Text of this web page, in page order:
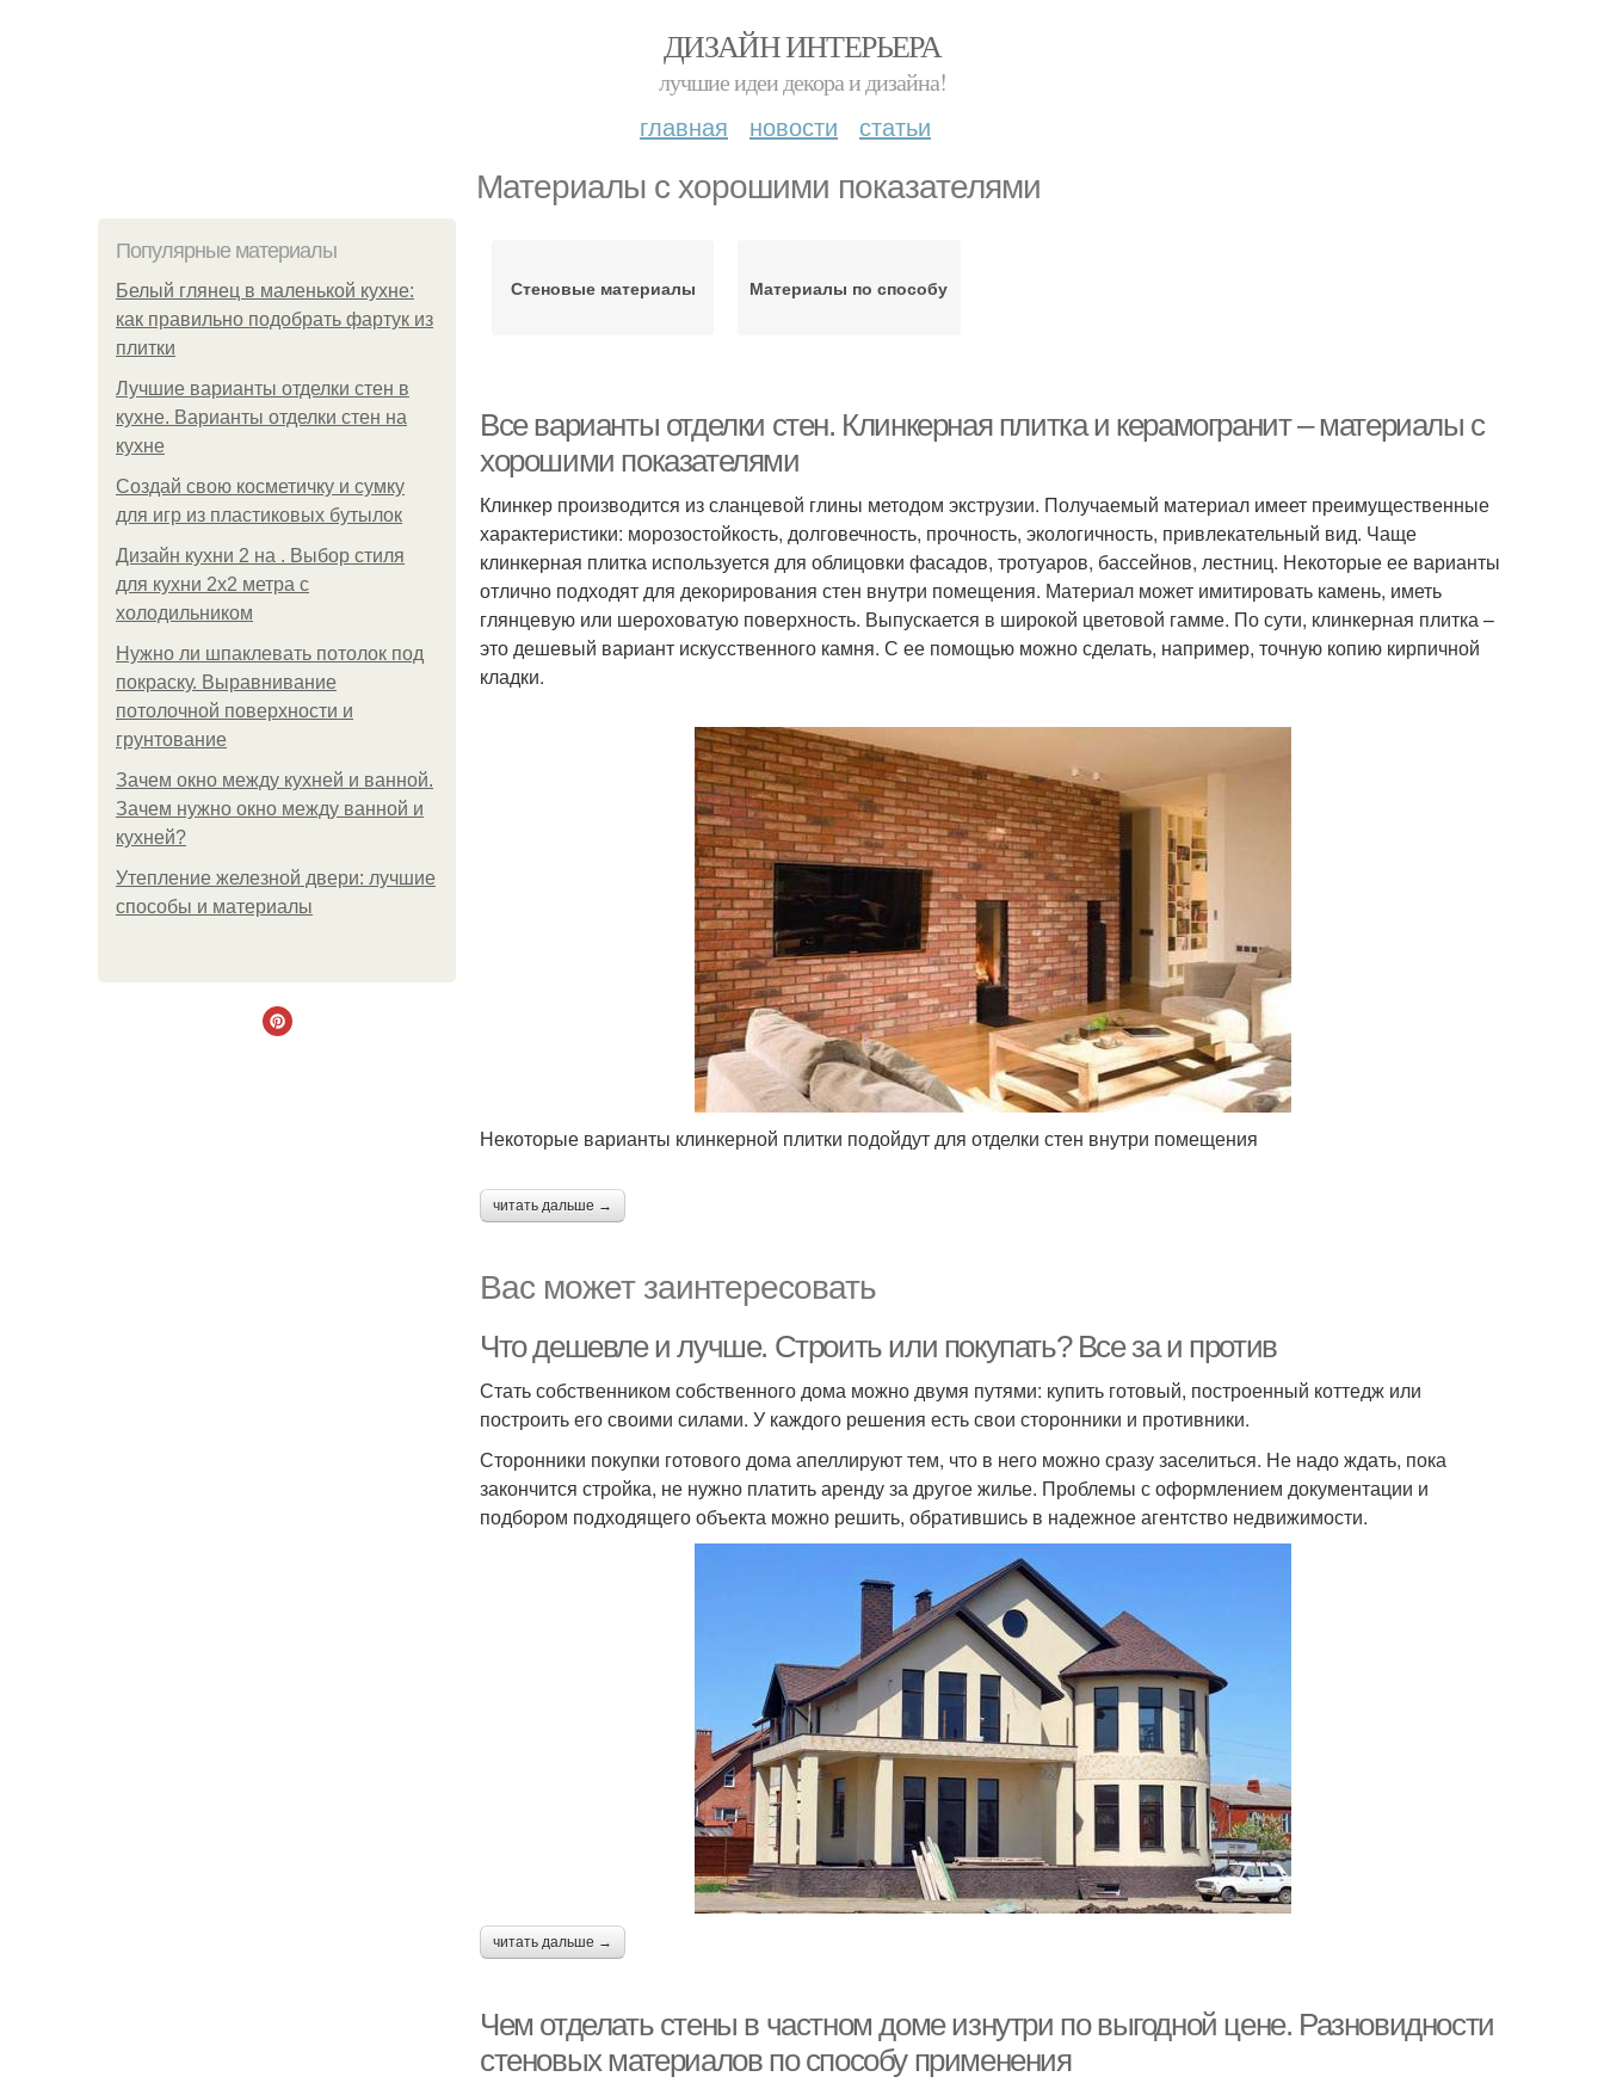
ДИЗАЙН ИНТЕРЬЕРА
лучшие идеи декора и дизайна!
главная новости статьи
Материалы с хорошими показателями
Популярные материалы
Белый глянец в маленькой кухне:
как правильно подобрать фартук из
плитки
Лучшие варианты отделки стен в
кухне. Варианты отделки стен на
кухне
Создай свою косметичку и сумку
для игр из пластиковых бутылок
Дизайн кухни 2 на . Выбор стиля
для кухни 2х2 метра с
холодильником
Нужно ли шпаклевать потолок под
покраску. Выравнивание
потолочной поверхности и
грунтование
Зачем окно между кухней и ванной.
Зачем нужно окно между ванной и
кухней?
Утепление железной двери: лучшие
способы и материалы
Стеновые материалы Материалы по способу
Все варианты отделки стен. Клинкерная плитка и керамогранит – материалы с
хорошими показателями
Клинкер производится из сланцевой глины методом экструзии. Получаемый материал имеет преимущественные
характеристики: морозостойкость, долговечность, прочность, экологичность, привлекательный вид. Чаще
клинкерная плитка используется для облицовки фасадов, тротуаров, бассейнов, лестниц. Некоторые ее варианты
отлично подходят для декорирования стен внутри помещения. Материал может имитировать камень, иметь
глянцевую или шероховатую поверхность. Выпускается в широкой цветовой гамме. По сути, клинкерная плитка –
это дешевый вариант искусственного камня. С ее помощью можно сделать, например, точную копию кирпичной
кладки.
Некоторые варианты клинкерной плитки подойдут для отделки стен внутри помещения
читать дальше →
Вас может заинтересовать
Что дешевле и лучше. Строить или покупать? Все за и против
Стать собственником собственного дома можно двумя путями: купить готовый, построенный коттедж или
построить его своими силами. У каждого решения есть свои сторонники и противники.
Сторонники покупки готового дома апеллируют тем, что в него можно сразу заселиться. Не надо ждать, пока
закончится стройка, не нужно платить аренду за другое жилье. Проблемы с оформлением документации и
подбором подходящего объекта можно решить, обратившись в надежное агентство недвижимости.
читать дальше →
Чем отделать стены в частном доме изнутри по выгодной цене. Разновидности
стеновых материалов по способу применения